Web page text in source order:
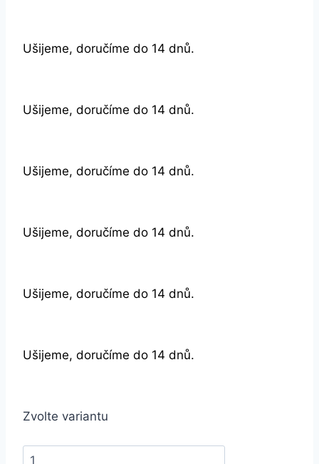
Ušijeme, doručíme do 14 dnů.
Ušijeme, doručíme do 14 dnů.
Ušijeme, doručíme do 14 dnů.
Ušijeme, doručíme do 14 dnů.
Ušijeme, doručíme do 14 dnů.
Ušijeme, doručíme do 14 dnů.
Zvolte variantu